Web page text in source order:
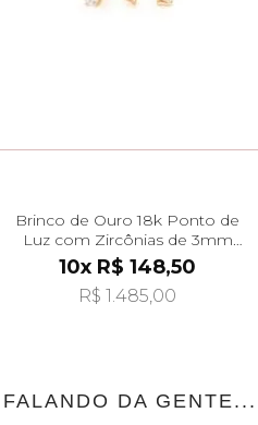
Brinco de Ouro 18k Ponto de
Luz com Zircônias de 3mm
br29288
10x R$ 148,50
R$ 1.485,00
DA GENTE...